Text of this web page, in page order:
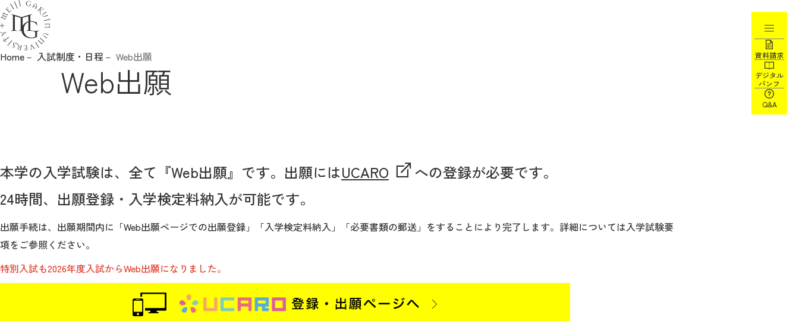
資料請求
デジタル
パンフ
Q&A
ニュース
入試制度・日程
イベント・見学
高校教員の方へ
白金の丘奨学金
参考情報
Home 入試制度・日程 Web出願
Web出願
本学の入学試験は、全て『Web出願』です。出願にはUCARO
への登録が必要です。
24時間、出願登録・入学検定料納入が可能です。
出願手続は、出願期間内に「Web出願ページでの出願登録」「入学検定料納入」「必要書類の郵送」をすることにより完了します。詳細については入学試験要
項をご参照ください。
特別入試も2026年度入試からWeb出願になりました。